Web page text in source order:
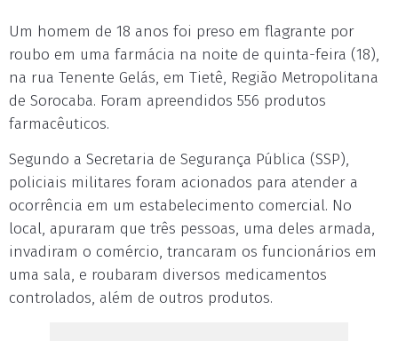
Um homem de 18 anos foi preso em flagrante por
roubo em uma farmácia na noite de quinta-feira (18),
na rua Tenente Gelás, em Tietê, Região Metropolitana
de Sorocaba. Foram apreendidos 556 produtos
farmacêuticos.
Segundo a Secretaria de Segurança Pública (SSP),
policiais militares foram acionados para atender a
ocorrência em um estabelecimento comercial. No
local, apuraram que três pessoas, uma deles armada,
invadiram o comércio, trancaram os funcionários em
uma sala, e roubaram diversos medicamentos
controlados, além de outros produtos.